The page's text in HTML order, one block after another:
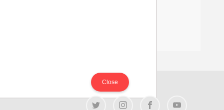
Close